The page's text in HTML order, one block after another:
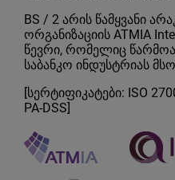
BS / 2 არის წამყვანი
ორგანიზაციის ATMIA
წევრი, რომელიც
საბანკო ინდუსტრიას
[სერტიფიკატები: ISO
PA-DSS]